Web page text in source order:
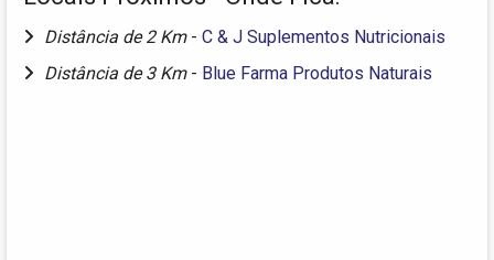
Distância de 2 Km - C & J Suplementos Nutricionais
Distância de 3 Km - Blue Farma Produtos Naturais